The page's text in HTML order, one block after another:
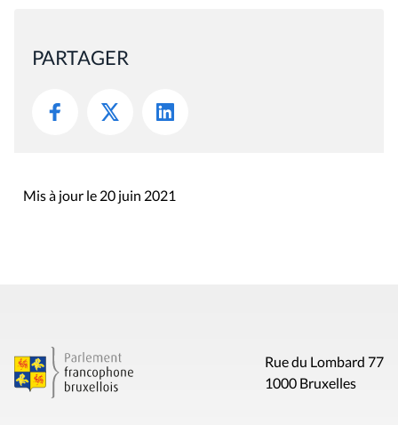
PARTAGER
Mis à jour le 20 juin 2021
Rue du Lombard 77
1000 Bruxelles